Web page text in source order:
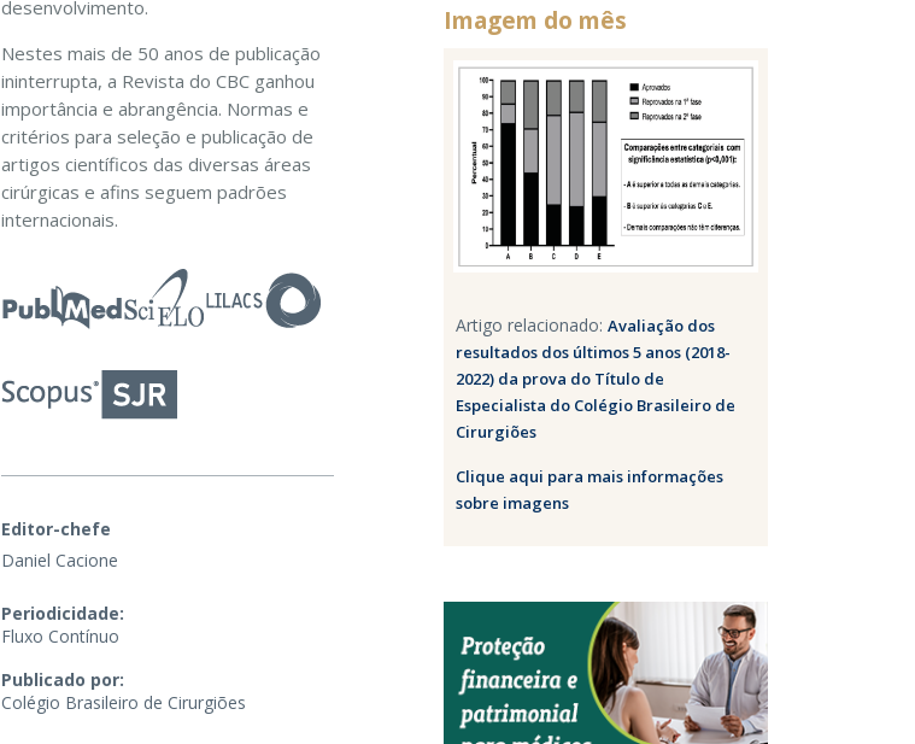
desenvolvimento.
Nestes mais de 50 anos de publicação
ininterrupta, a Revista do CBC ganhou
importância e abrangência. Normas e
critérios para seleção e publicação de
artigos científicos das diversas áreas
cirúrgicas e afins seguem padrões
internacionais.
Editor-chefe
Daniel Cacione
Periodicidade:
Fluxo Contínuo
Publicado por:
Colégio Brasileiro de Cirurgiões
Imagem do mês
Artigo relacionado:Avaliação dos
resultados dos últimos 5 anos (2018-
2022) da prova do Título de
Especialista do Colégio Brasileiro de
Cirurgiões
Clique aqui para mais informações
sobre imagens